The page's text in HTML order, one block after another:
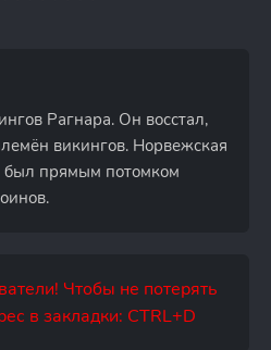
Рагнара. Он восстал,
викингов. Норвежская
был прямым потомком
Чтобы не потерять
в закладки: CTRL+D